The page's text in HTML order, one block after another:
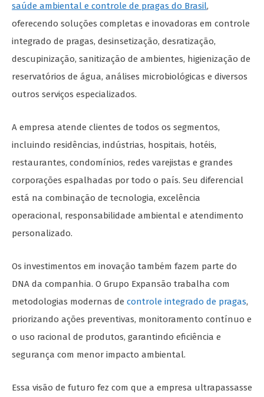
saúde ambiental e controle de pragas do Brasil,
oferecendo soluções completas e inovadoras em controle
integrado de pragas, desinsetização, desratização,
descupinização, sanitização de ambientes, higienização de
reservatórios de água, análises microbiológicas e diversos
outros serviços especializados.
A empresa atende clientes de todos os segmentos,
incluindo residências, indústrias, hospitais, hotéis,
restaurantes, condomínios, redes varejistas e grandes
corporações espalhadas por todo o país. Seu diferencial
está na combinação de tecnologia, excelência
operacional, responsabilidade ambiental e atendimento
personalizado.
Os investimentos em inovação também fazem parte do
DNA da companhia. O Grupo Expansão trabalha com
metodologias modernas de controle integrado de pragas,
priorizando ações preventivas, monitoramento contínuo e
o uso racional de produtos, garantindo eficiência e
segurança com menor impacto ambiental.
Essa visão de futuro fez com que a empresa ultrapassasse